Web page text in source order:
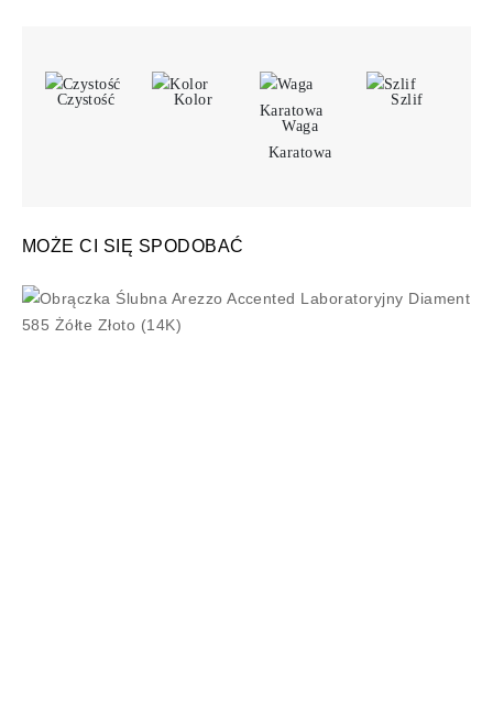
Czystość
Kolor
Waga
Karatowa
Szlif
MOŻE CI SIĘ SPODOBAĆ